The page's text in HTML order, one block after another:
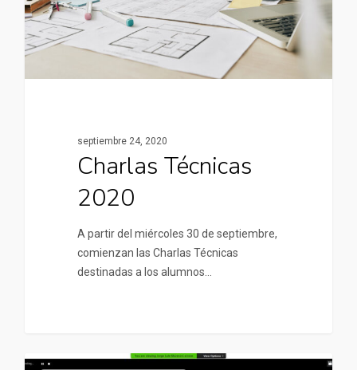
septiembre 24, 2020
Charlas Técnicas
2020
A partir del miércoles 30 de septiembre,
comienzan las Charlas Técnicas
destinadas a los alumnos…